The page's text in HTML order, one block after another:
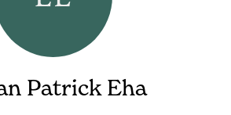
Patrick Eha